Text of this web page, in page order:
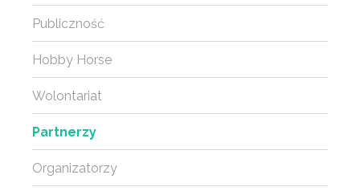
Publiczność
Hobby Horse
Wolontariat
Partnerzy
Organizatorzy